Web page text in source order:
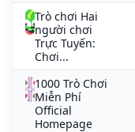
Trò chơi Hai
người chơi
Trực Tuyến:
Chơi...
1000 Trò Chơi
Miễn Phí
Official
Homepage